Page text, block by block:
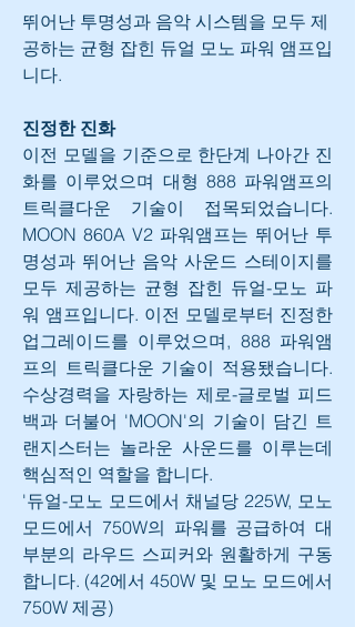
뛰어난 투명성과 음악 시스템을 모두 제
공하는 균형 잡힌 듀얼 모노 파워 앰프입
니다.
진정한 진화
이전 모델을 기준으로 한단계 나아간 진
화를 이루었으며 대형 888 파워앰프의
트릭클다운 기술이 접목되었습니다.
MOON 860A V2 파워앰프는 뛰어난 투
명성과 뛰어난 음악 사운드 스테이지를
모두 제공하는 균형 잡힌 듀얼-모노 파
워 앰프입니다. 이전 모델로부터 진정한
업그레이드를 이루었으며, 888 파워앰
프의 트릭클다운 기술이 적용됐습니다.
수상경력을 자랑하는 제로-글로벌 피드
백과 더불어 'MOON'의 기술이 담긴 트
랜지스터는 놀라운 사운드를 이루는데
핵심적인 역할을 합니다.
'듀얼-모노 모드에서 채널당 225W, 모노
모드에서 750W의 파워를 공급하여 대
부분의 라우드 스피커와 원활하게 구동
합니다. (42에서 450W 및 모노 모드에서
750W 제공)